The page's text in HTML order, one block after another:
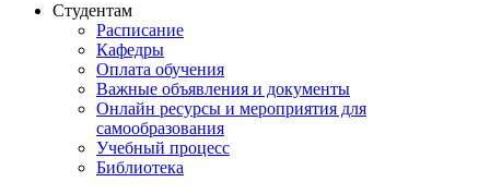
Студентам
Расписание
Кафедры
Оплата обучения
Важные объявления и документы
Онлайн ресурсы и мероприятия для
самообразования
Учебный процесс
Библиотека